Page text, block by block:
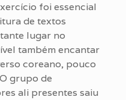
foi essencial
de textos
lugar no
também encantar
coreano, pouco
grupo de
ali presentes saiu